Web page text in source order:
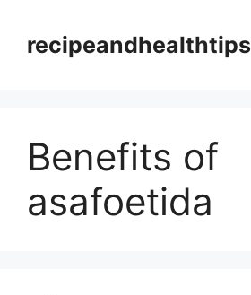
contentrecipeandhealthtips
Benefits of
asafoetida